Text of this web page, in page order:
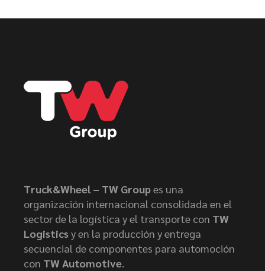
Truck&Wheel – TW Groupes una
organización internacional consolidada en el
sector de la logística y el transporte con TW
Logisticsy en la producción y entrega
secuencial de componentes para automoción
con TW Automotive.